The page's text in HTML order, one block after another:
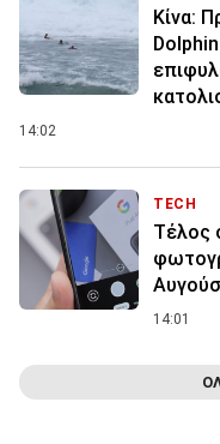
Κίνα:
14:02
TECH
Τέλος
14:01